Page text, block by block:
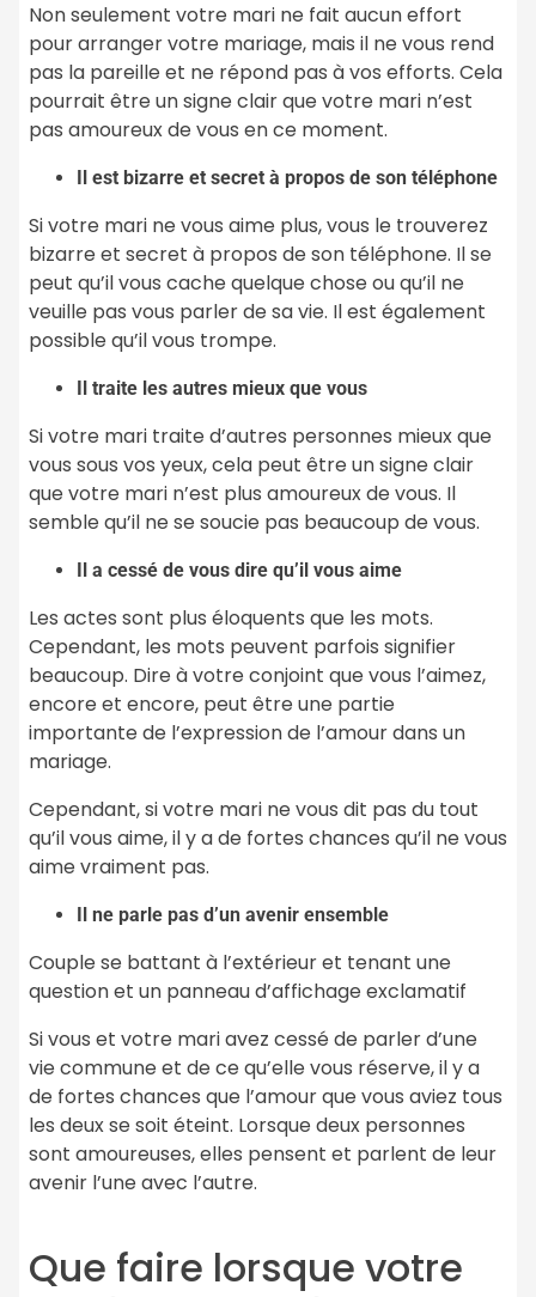
Non seulement votre mari ne fait aucun effort
pour arranger votre mariage, mais il ne vous rend
pas la pareille et ne répond pas à vos efforts. Cela
pourrait être un signe clair que votre mari n’est
pas amoureux de vous en ce moment.
Il est bizarre et secret à propos de son téléphone
Si votre mari ne vous aime plus, vous le trouverez
bizarre et secret à propos de son téléphone. Il se
peut qu’il vous cache quelque chose ou qu’il ne
veuille pas vous parler de sa vie. Il est également
possible qu’il vous trompe.
Il traite les autres mieux que vous
Si votre mari traite d’autres personnes mieux que
vous sous vos yeux, cela peut être un signe clair
que votre mari n’est plus amoureux de vous. Il
semble qu’il ne se soucie pas beaucoup de vous.
Il a cessé de vous dire qu’il vous aime
Les actes sont plus éloquents que les mots.
Cependant, les mots peuvent parfois signifier
beaucoup. Dire à votre conjoint que vous l’aimez,
encore et encore, peut être une partie
importante de l’expression de l’amour dans un
mariage.
Cependant, si votre mari ne vous dit pas du tout
qu’il vous aime, il y a de fortes chances qu’il ne vous
aime vraiment pas.
Il ne parle pas d’un avenir ensemble
Couple se battant à l’extérieur et tenant une
question et un panneau d’affichage exclamatif
Si vous et votre mari avez cessé de parler d’une
vie commune et de ce qu’elle vous réserve, il y a
de fortes chances que l’amour que vous aviez tous
les deux se soit éteint. Lorsque deux personnes
sont amoureuses, elles pensent et parlent de leur
avenir l’une avec l’autre.
Que faire lorsque votre